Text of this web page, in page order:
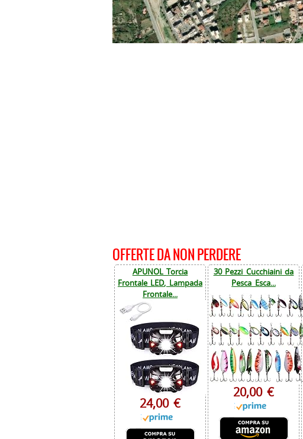
OFFERTE DA NON PERDERE
APUNOL Torcia
Frontale LED, Lampada
Frontale...
24,00 €
30 Pezzi Cucchiaini da
Pesca Esca...
20,00 €